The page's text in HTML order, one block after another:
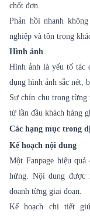
chốt đơn.
Phản hồi nhanh
nghiệp và tôn trọng
Hình ảnh
Hình ảnh là yếu tố tác
dụng hình ảnh sắc nét,
Sự chỉn chu trong từng
từ lần đầu khách hàng
Các hạng mục trong
Kế hoạch nội dung
Một Fanpage hiệu
hứng. Nội dung được
doanh từng giai đoạn.
Kế hoạch chi tiết